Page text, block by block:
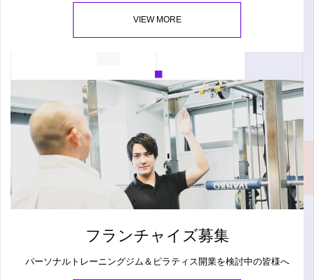
VIEW MORE
フランチャイズ募集
パーソナルトレーニングジム＆ピラティス開業を検討中の皆様へ